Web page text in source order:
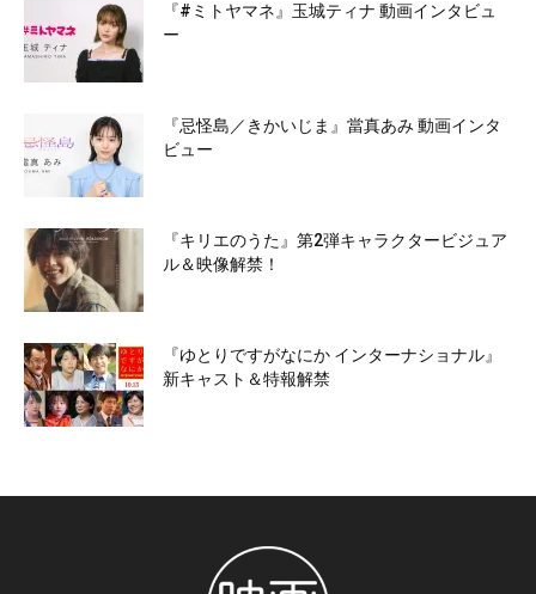
『#ミトヤマネ』玉城ティナ 動画インタビュ
ー
『忌怪島／きかいじま』當真あみ 動画インタ
ビュー
『キリエのうた』第2弾キャラクタービジュア
ル＆映像解禁！
『ゆとりですがなにか インターナショナル』
新キャスト＆特報解禁